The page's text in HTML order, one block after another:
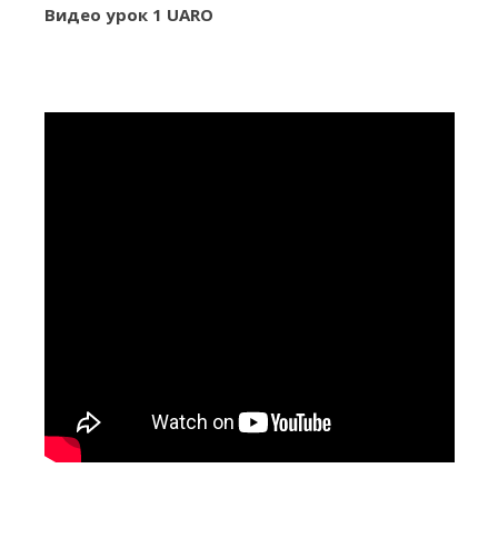
Видео урок 1 UARO